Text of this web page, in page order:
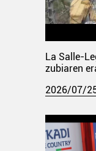
La Salle-
zubiaren
2026/07/